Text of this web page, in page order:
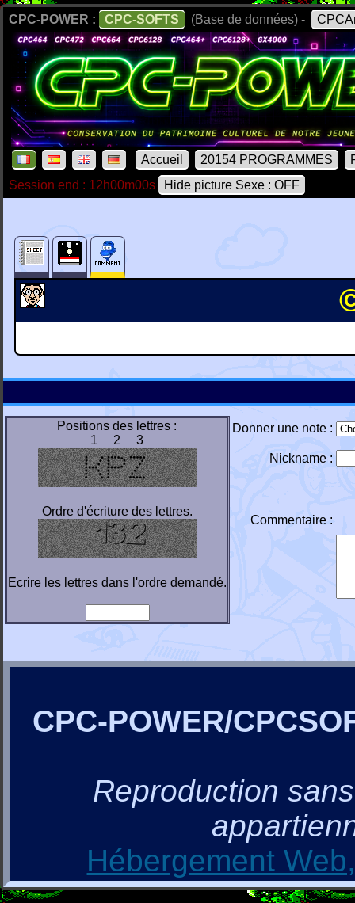
CPC-POWER : CPC-SOFTS (Base de données) -
Accueil 20154 PROGRAMMES
Session end : 12h00m00s
Hide picture Sexe : OFF
Positions des lettres :
1 2 3
Ordre d'écriture des lettres.
Ecrire les lettres dans l'ordre demandé.
Donner une note :
Nickname :
Commentaire :
CPC-POWER/
Reproduction
Hébergement